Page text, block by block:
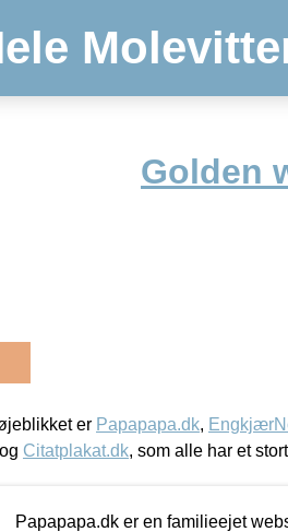
Golden
er Papapapa.dk,
og Citatplakat.dk, som alle har et
Papapapa.dk er en familieejet